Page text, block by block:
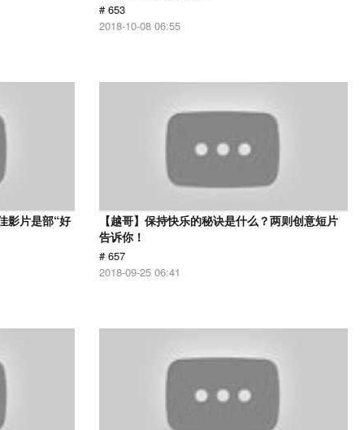
# 653
2018-10-08 06:55
影片是部“好
【越哥】保持快乐的秘诀是什么？两则创意短片
告诉你！
# 657
2018-09-25 06:41